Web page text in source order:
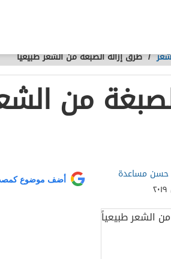
/طرق إزالة الصبغة من الشعر طبيعياً
من
حسن مساعدة
أضف موضوع